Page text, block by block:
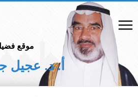
موقع
أ. د. عجيل